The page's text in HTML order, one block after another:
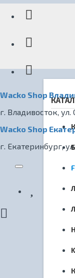
Wacko Shop
г. Владивосток, ул.
Wacko Shop
г. Екатеринбург,